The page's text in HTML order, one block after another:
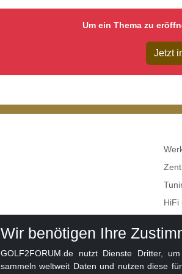
Um ein Thema zu
Jetzt
HiFi
Wir benötigen Ihre
GOLF2FORUM.de nutzt Dienste Dritter,
sammeln weltweit Daten und nutzen diese